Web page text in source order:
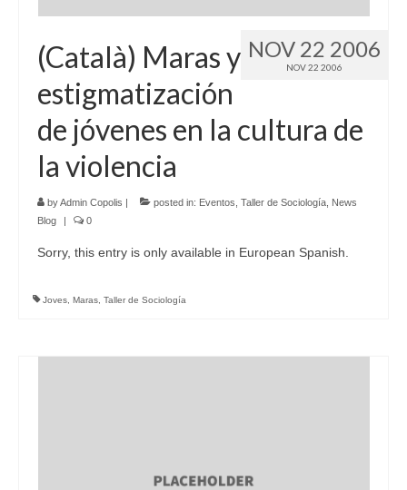
NOV 22 2006
NOV 22 2006
(Català) Maras y
estigmatización
de jóvenes en la cultura de
la violencia
byAdmin Copolis | posted in: Eventos Taller de Sociología News
Blog
| 0
Sorry, this entry is only available in European Spanish.
Joves Maras Taller de Sociología